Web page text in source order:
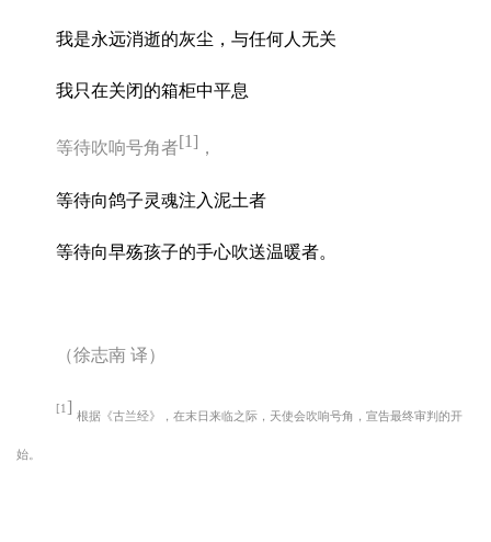
我是永远消逝的灰尘，与任何人无关
我只在关闭的箱柜中平息
等待吹响号角者[1] ，
等待向鸽子灵魂注入泥土者
等待向早殇孩子的手心吹送温暖者。
（徐志南 译）
[1] 根据《古兰经》，在末日来临之际，天使会吹响号角，宣告最终审判的开
始。